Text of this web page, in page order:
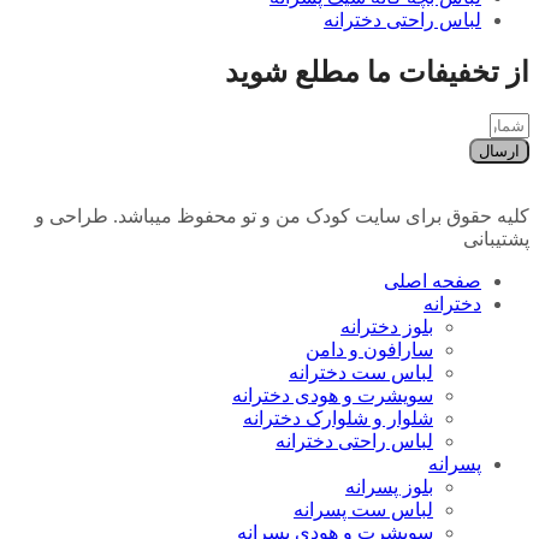
لباس راحتی دخترانه
از تخفیفات ما مطلع شوید
ارسال
کلیه حقوق برای سایت کودک من و تو محفوظ میباشد. طراحی و
پشتیبانی
صفحه اصلی
دخترانه
بلوز دخترانه
سارافون و دامن
لباس ست دخترانه
سویشرت و هودی دخترانه
شلوار و شلوارک دخترانه
لباس راحتی دخترانه
پسرانه
بلوز پسرانه
لباس ست پسرانه
سویشرت و هودی پسرانه